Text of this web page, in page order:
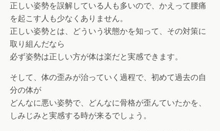
正しい姿勢を誤解している人も多いので、かえって腰痛
を起こす人も少なくありません。
正しい姿勢とは、どういう状態かを知って、その対策に
取り組んだなら
必ず姿勢は正しい方が体は楽だと実感できます。
そして、体の歪みが治っていく過程で、初めて過去の自
分の体が
どんなに悪い姿勢で、どんなに骨格が歪んていたかを、
しみじみと実感する時が来るでしょう。